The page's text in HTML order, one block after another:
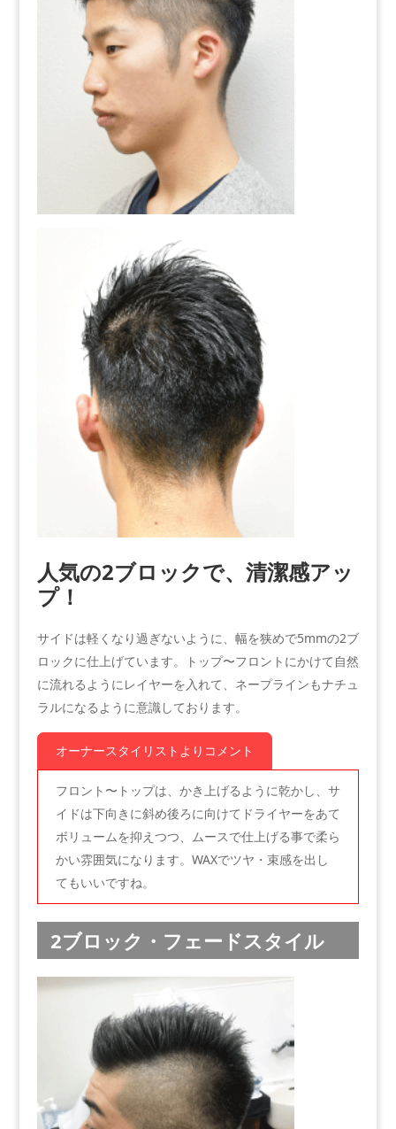
人気の2ブロックで、清潔感アッ
プ！
サイドは軽くなり過ぎないように、幅を狭めで5mmの2ブ
ロックに仕上げています。トップ〜フロントにかけて自然
に流れるようにレイヤーを入れて、ネープラインもナチュ
ラルになるように意識しております。
オーナースタイリストよりコメント
フロント〜トップは、かき上げるように乾かし、サ
イドは下向きに斜め後ろに向けてドライヤーをあて
ボリュームを抑えつつ、ムースで仕上げる事で柔ら
かい雰囲気になります。WAXでツヤ・束感を出し
てもいいですね。
2ブロック・フェードスタイル